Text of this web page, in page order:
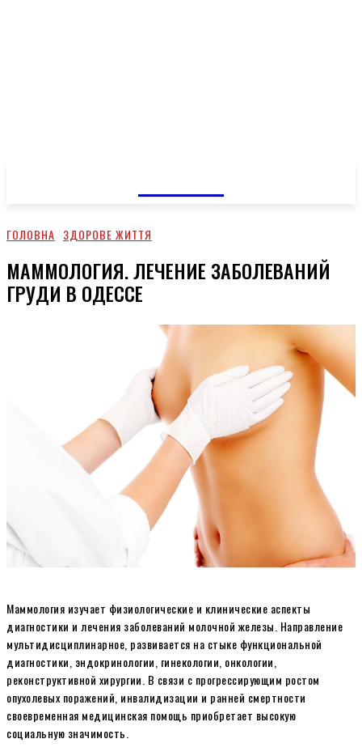
ГОЛОВНА ЗДОРОВЕ ЖИТТЯ
МАММОЛОГИЯ. ЛЕЧЕНИЕ ЗАБОЛЕВАНИЙ
ГРУДИ В ОДЕССЕ
Маммология изучает физиологические и клинические аспекты
диагностики и лечения заболеваний молочной железы. Направление
мультидисциплинарное, развивается на стыке функциональной
диагностики, эндокринологии, гинекологии, онкологии,
реконструктивной хирургии. В связи с прогрессирующим ростом
опухолевых поражений, инвалидизации и ранней смертности
своевременная медицинская помощь приобретает высокую
социальную значимость.